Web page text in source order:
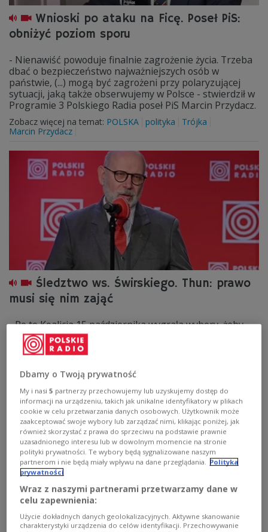
Wnioski po ataku na Ficę. Poseł PiS:
obniżyć poziom sporu
- Nienawiść powoduje finalnie zagrożenie życia. Trzeba
dbać o bezpieczeństwo najważniejszych osób w
państwie, (...) mogą być zagrożeni przy polaryzującej
sytuacji, jaką także obserwujemy w Polsce - stwierdził w
Programie 3 Polskiego Radia poseł PiS Marcin Przydacz.
Zobacz więcej na temat: POLSKA polityka
Trójka
Marcin Przydacz
Śledztwo ws. Świrskiego. Thun: prawo
musi się nim zająć
- Po to Koalicja 15 października wygrała wybory, żeby
niezależne sądy zajmowały się tymi ludźmi, którzy
zalewali w ostatnich latach nasz kraj kłamstwami i
niszczyli relacje społeczne - powiedziała w Programie 3
Polskiego Radia europosłanka Polski 2050 Róża Thun.
Zobacz więcej na temat: Trójka POLSKA polityka
Trójka
POLSKA
Róża Thun
Dbamy o Twoją prywatność
My i nasi5 partnerzy przechowujemy lub uzyskujemy dostęp do
informacji na urządzeniu, takich jak unikalne identyfikatory w plikach
cookie w celu przetwarzania danych osobowych. Użytkownik może
zaakceptować swoje wybory lub zarządzać nimi, klikając poniżej, jak
również skorzystać z prawa do sprzeciwu na podstawie prawnie
uzasadnionego interesu lub w dowolnym momencie na stronie
polityki prywatności. Te wybory będą sygnalizowane naszym
partnerom i nie będą miały wpływu na dane przeglądania.
Polityka
prywatności
Wraz z naszymi partnerami przetwarzamy dane w
celu zapewnienia:
Użycie dokładnych danych geolokalizacyjnych. Aktywne skanowanie
charakterystyki urządzenia do celów identyfikacji. Przechowywanie